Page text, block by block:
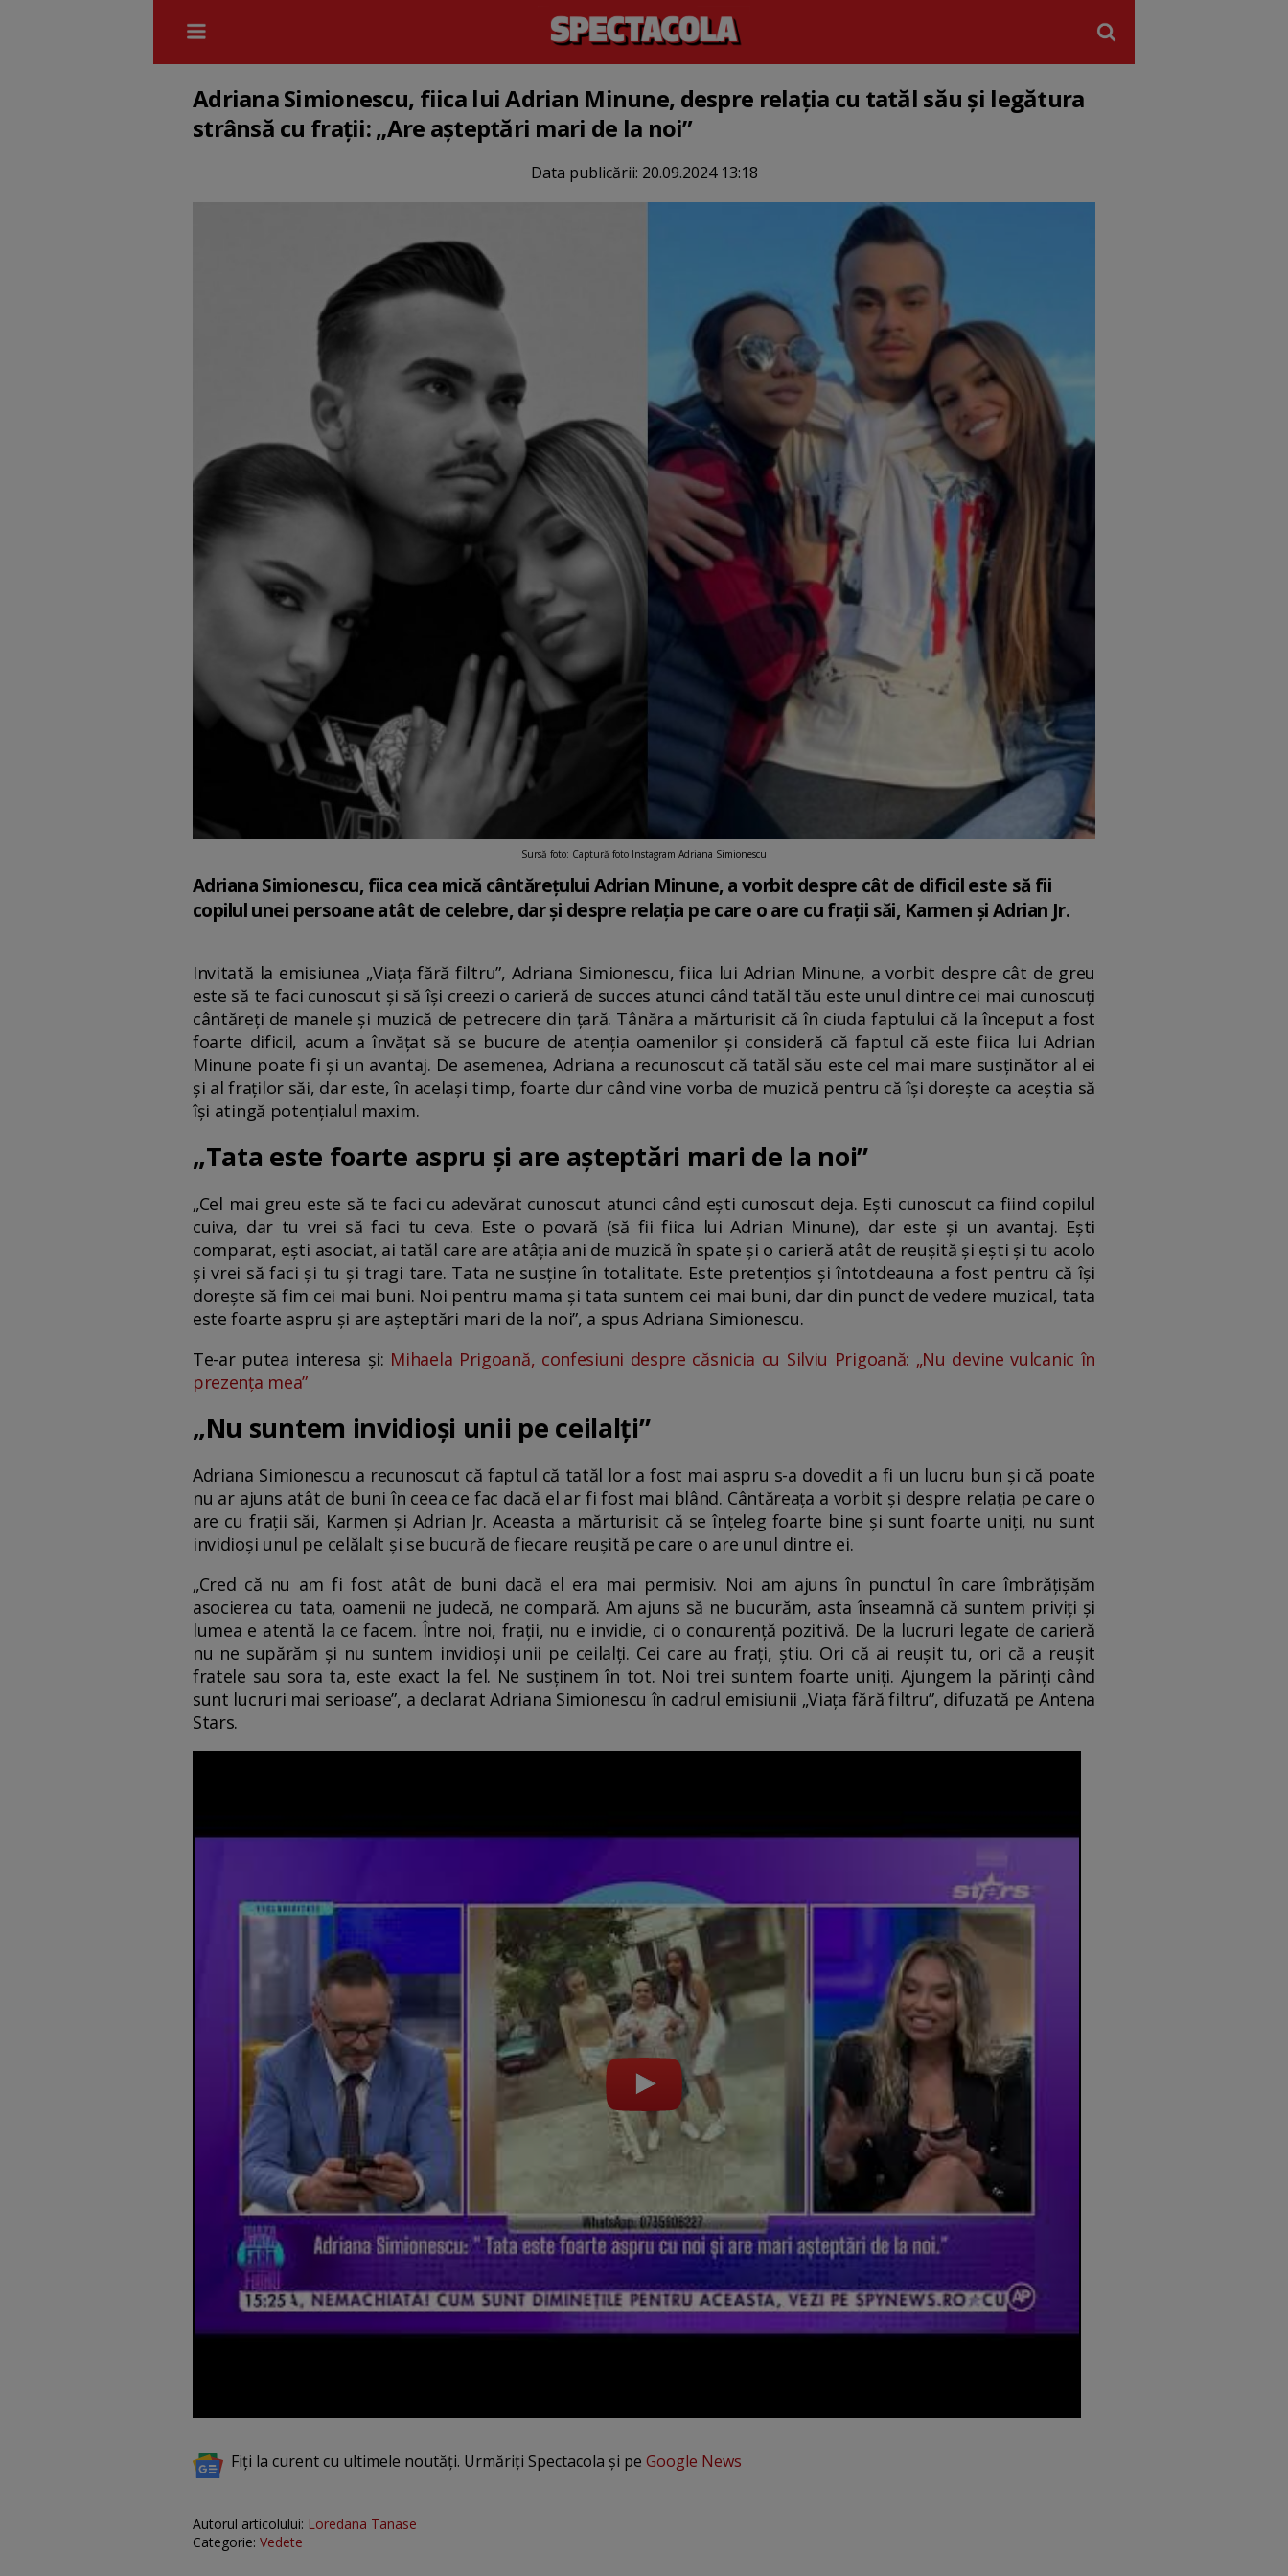
Adriana Simionescu, fiica lui Adrian Minune, despre relația cu tatăl său și legătura
strânsă cu frații: „Are așteptări mari de la noi”
Data publicării: 20.09.2024 13:18
Sursă foto: Captură foto Instagram Adriana Simionescu
Adriana Simionescu, fiica cea mică cântărețului Adrian Minune, a vorbit despre cât de dificil este să fii
copilul unei persoane atât de celebre, dar și despre relația pe care o are cu frații săi, Karmen și Adrian Jr.
Invitată la emisiunea „Viața fără filtru”, Adriana Simionescu, fiica lui Adrian Minune, a vorbit despre cât de greu
este să te faci cunoscut și să își creezi o carieră de succes atunci când tatăl tău este unul dintre cei mai cunoscuți
cântăreți de manele și muzică de petrecere din țară. Tânăra a mărturisit că în ciuda faptului că la început a fost
foarte dificil, acum a învățat să se bucure de atenția oamenilor și consideră că faptul că este fiica lui Adrian
Minune poate fi și un avantaj. De asemenea, Adriana a recunoscut că tatăl său este cel mai mare susținător al ei
și al fraților săi, dar este, în același timp, foarte dur când vine vorba de muzică pentru că își dorește ca aceștia să
își atingă potențialul maxim.
„Tata este foarte aspru și are așteptări mari de la noi”
„Cel mai greu este să te faci cu adevărat cunoscut atunci când ești cunoscut deja. Ești cunoscut ca fiind copilul
cuiva, dar tu vrei să faci tu ceva. Este o povară (să fii fiica lui Adrian Minune), dar este și un avantaj. Ești
comparat, ești asociat, ai tatăl care are atâția ani de muzică în spate și o carieră atât de reușită și ești și tu acolo
și vrei să faci și tu și tragi tare. Tata ne susține în totalitate. Este pretențios și întotdeauna a fost pentru că își
dorește să fim cei mai buni. Noi pentru mama și tata suntem cei mai buni, dar din punct de vedere muzical, tata
este foarte aspru și are așteptări mari de la noi”, a spus Adriana Simionescu.
Te-ar putea interesa și: Mihaela Prigoană, confesiuni despre căsnicia cu Silviu Prigoană: „Nu devine vulcanic în
prezența mea”
„Nu suntem invidioși unii pe ceilalți”
Adriana Simionescu a recunoscut că faptul că tatăl lor a fost mai aspru s-a dovedit a fi un lucru bun și că poate
nu ar ajuns atât de buni în ceea ce fac dacă el ar fi fost mai blând. Cântăreața a vorbit și despre relația pe care o
are cu frații săi, Karmen și Adrian Jr. Aceasta a mărturisit că se înțeleg foarte bine și sunt foarte uniți, nu sunt
invidioși unul pe celălalt și se bucură de fiecare reușită pe care o are unul dintre ei.
„Cred că nu am fi fost atât de buni dacă el era mai permisiv. Noi am ajuns în punctul în care îmbrățișăm
asocierea cu tata, oamenii ne judecă, ne compară. Am ajuns să ne bucurăm, asta înseamnă că suntem priviți și
lumea e atentă la ce facem. Între noi, frații, nu e invidie, ci o concurență pozitivă. De la lucruri legate de carieră
nu ne supărăm și nu suntem invidioși unii pe ceilalți. Cei care au frați, știu. Ori că ai reușit tu, ori că a reușit
fratele sau sora ta, este exact la fel. Ne susținem în tot. Noi trei suntem foarte uniți. Ajungem la părinți când
sunt lucruri mai serioase”, a declarat Adriana Simionescu în cadrul emisiunii „Viața fără filtru”, difuzată pe Antena
Stars.
Fiți la curent cu ultimele noutăți. Urmăriți Spectacola și pe Google News
Autorul articolului: Loredana Tanase
Categorie: Vedete